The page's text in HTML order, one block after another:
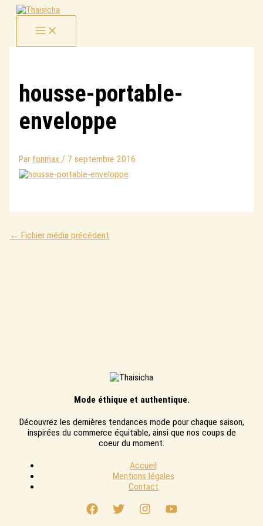
Aller
housse-portable-
enveloppe
Par fonmax / 7 septembre 2016
← Fichier média précédent
Mode éthique et authentique.
Découvrez les dernières tendances mode pour chaque saison,
inspirées du commerce équitable, ainsi que nos coups de
coeur du moment.
Accueil
Mentions légales
Contact